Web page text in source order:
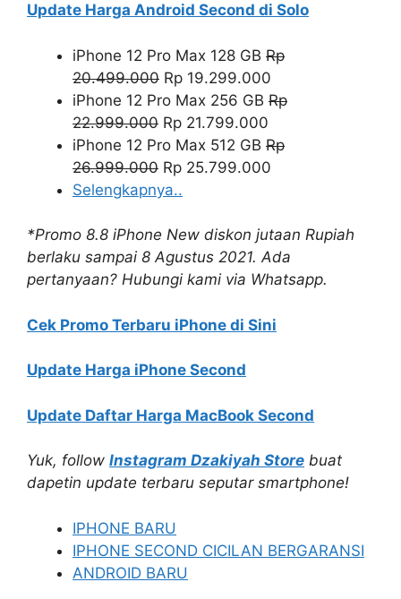
Update Harga Android Second di Solo
iPhone 12 Pro Max 128 GB Rp
20.499.000 Rp 19.299.000
iPhone 12 Pro Max 256 GB Rp
22.999.000 Rp 21.799.000
iPhone 12 Pro Max 512 GB Rp
26.999.000 Rp 25.799.000
Selengkapnya..
*Promo 8.8 iPhone New diskon jutaan Rupiah
berlaku sampai 8 Agustus 2021. Ada
pertanyaan? Hubungi kami via Whatsapp.
Cek Promo Terbaru iPhone di Sini
Update Harga iPhone Second
Update Daftar Harga MacBook Second
Yuk, follow Instagram Dzakiyah Store buat
dapetin update terbaru seputar smartphone!
IPHONE BARU
IPHONE SECOND CICILAN BERGARANSI
ANDROID BARU